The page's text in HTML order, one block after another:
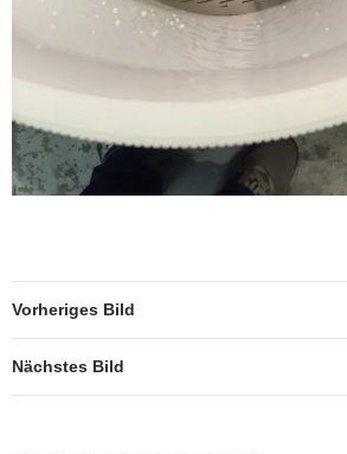
Vorheriges Bild
Nächstes Bild